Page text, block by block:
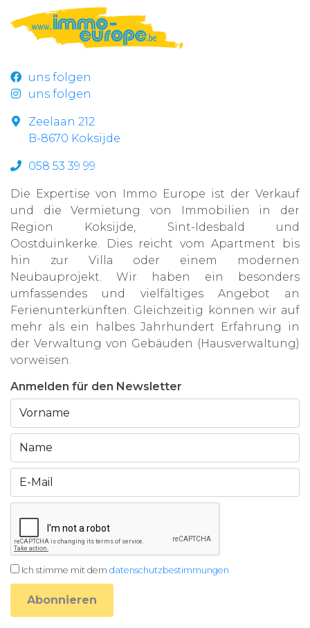
uns folgen
uns folgen
Zeelaan 212
B-8670 Koksijde
058 53 39 99
Die Expertise von Immo Europe ist der Verkauf
und die Vermietung von Immobilien in der
Region Koksijde, Sint-Idesbald und
Oostduinkerke. Dies reicht vom Apartment bis
hin zur Villa oder einem modernen
Neubauprojekt. Wir haben ein besonders
umfassendes und vielfältiges Angebot an
Ferienunterkünften. Gleichzeitig können wir auf
mehr als ein halbes Jahrhundert Erfahrung in
der Verwaltung von Gebäuden (Hausverwaltung)
vorweisen.
Anmelden für den Newsletter
Ich stimme mit dem datenschutzbestimmungen
Abonnieren